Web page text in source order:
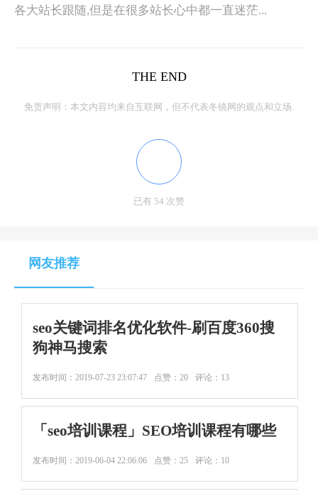
各大站长跟随,但是在很多站长心中都一直迷茫...
THE END
免责声明：本文内容均来自互联网，但不代表冬镜网的观点和立场.
已有 54 次赞
网友推荐
seo关键词排名优化软件-刷百度360搜
狗神马搜索
发布时间： 2019-07-23 23:07:47 点赞：20 评论：13
「seo培训课程」SEO培训课程有哪些
发布时间： 2019-06-04 22:06:06 点赞：25 评论：10